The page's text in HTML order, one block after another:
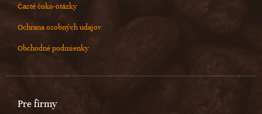
Časté čoko-otázky
Ochrana osobných udajov
Obchodné podmienky
Pre firmy